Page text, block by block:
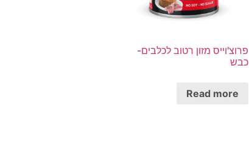
פרוצ'וייס מזון רטוב לכלבים-
כבש
Read more